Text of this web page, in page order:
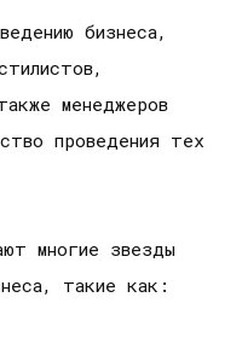
бизнеса,
менеджеров
проведения тех
многие звезды
такие как: